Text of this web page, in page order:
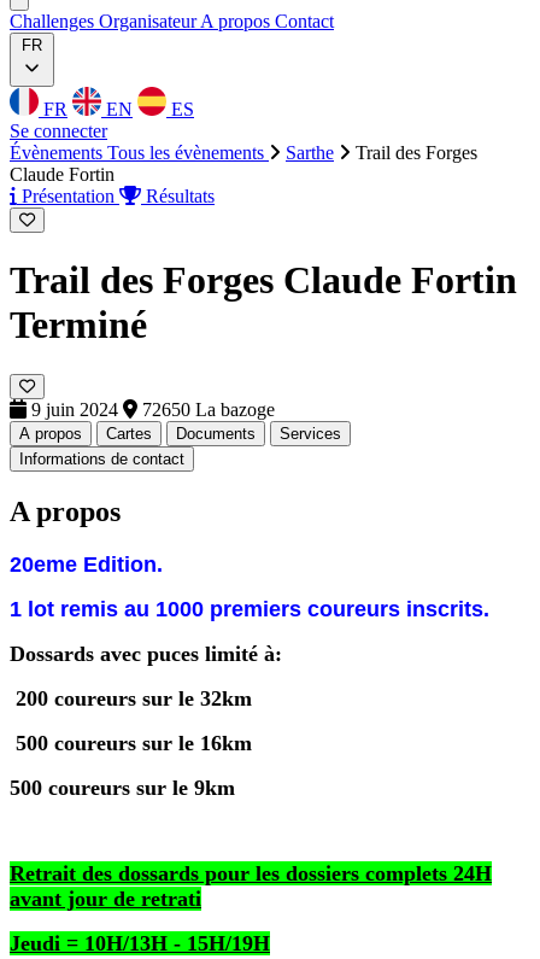
Challenges OrganisateurA propos Contact
FR
FR EN
ES
Se connecter
Évènements Tous les évènements Sarthe
Trail des Forges
Claude Fortin
Présentation
Résultats
Trail des Forges Claude Fortin
Terminé
9 juin 2024 72650 La bazoge
A propos Cartes Documents
Services
Informations de contact
A propos
20eme Edition.
1 lot remis au 1000 premiers coureurs inscrits.
Dossards avec puces limité à:
200 coureurs sur le 32km
500 coureurs sur le 16km
500 coureurs sur le 9km
Retrait des dossards pour les dossiers complets 24H
avant jour de retrati
Jeudi = 10H/13H - 15H/19H